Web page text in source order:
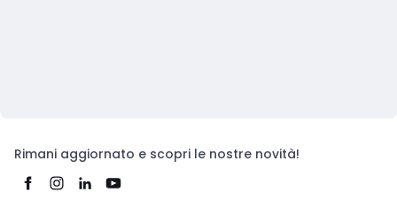
Rimani aggiornato e scopri le nostre novità!